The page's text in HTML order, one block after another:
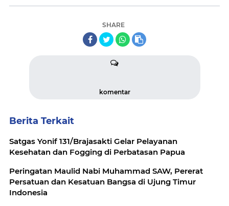
SHARE
komentar
Berita Terkait
Satgas Yonif 131/Brajasakti Gelar Pelayanan
Kesehatan dan Fogging di Perbatasan Papua
Peringatan Maulid Nabi Muhammad SAW, Pererat
Persatuan dan Kesatuan Bangsa di Ujung Timur
Indonesia